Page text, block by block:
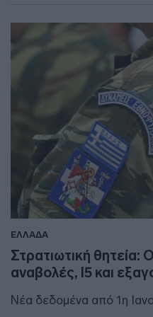
ΕΛΛΑΔΑ
Στρατιωτική θητεία:
αναβολές, Ι5 και
Νέα δεδομένα από 1η